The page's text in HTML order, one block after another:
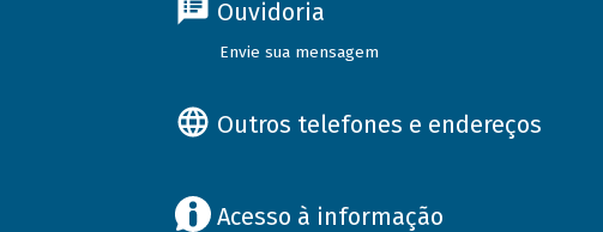
Ouvidoria
Envie sua mensagem
Outros telefones e endereços
Acesso à informação